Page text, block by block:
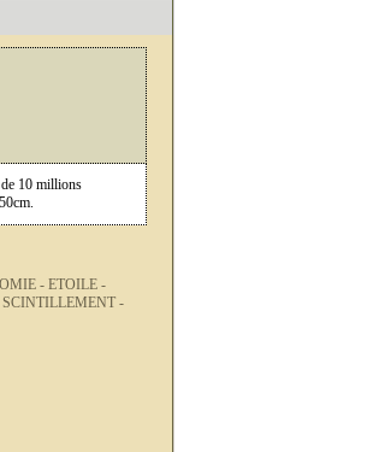
de 10 millions
- ETOILE -
SCINTILLEMENT -